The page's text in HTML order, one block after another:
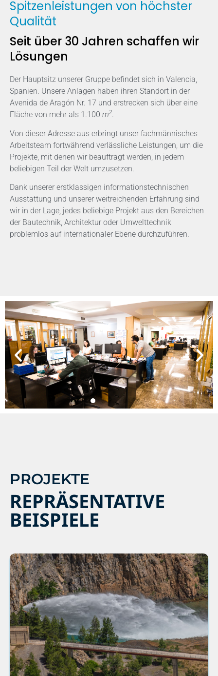
Spitzenleistungen von höchster
Qualität
Seit über 30 Jahren schaffen wir
Lösungen
Der Hauptsitz unserer Gruppe befindet sich in Valencia,
Spanien. Unsere Anlagen haben ihren Standort in der
Avenida de Aragón Nr. 17 und erstrecken sich über eine
Fläche von mehr als 1.100 m2.
Von dieser Adresse aus erbringt unser fachmännisches
Arbeitsteam fortwährend verlässliche Leistungen, um die
Projekte, mit denen wir beauftragt werden, in jedem
beliebigen Teil der Welt umzusetzen.
Dank unserer erstklassigen informationstechnischen
Ausstattung und unserer weitreichenden Erfahrung sind
wir in der Lage, jedes beliebige Projekt aus den Bereichen
der Bautechnik, Architektur oder Umwelttechnik
problemlos auf internationaler Ebene durchzuführen.
PROJEKTE
REPRÄSENTATIVE
BEISPIELE